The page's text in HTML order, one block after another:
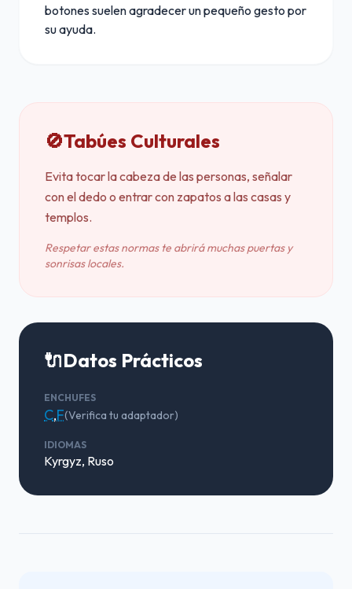
botones suelen agradecer un pequeño gesto por
su ayuda.
🚫Tabúes Culturales
Evita tocar la cabeza de las personas, señalar
con el dedo o entrar con zapatos a las casas y
templos.
Respetar estas normas te abrirá muchas puertas y
sonrisas locales.
🔌Datos Prácticos
ENCHUFES
C,F(Verifica tu adaptador)
IDIOMAS
Kyrgyz, Ruso